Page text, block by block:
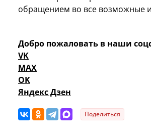
обращением во все возможные
Добро пожаловать в наши
VK
MAX
OK
Яндекс Дзен
Поделиться